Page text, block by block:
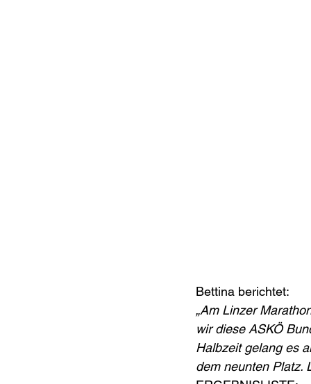
Bettina berichtet:
„Am Linzer
wir diese ASKÖ
Halbzeit gelang es
dem neunten Platz.